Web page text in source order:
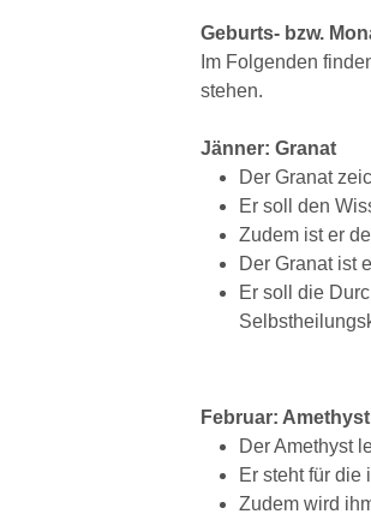
Geburts- bzw.
Im Folgenden
stehen.
Jänner: Granat
Der Granat
Er soll den
Zudem ist er
Der Granat ist
Er soll die
Februar: Amethyst
Der Amethyst
Er steht für die
Zudem wird